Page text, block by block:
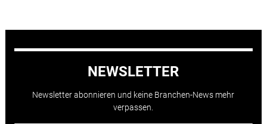
NEWSLETTER
Newsletter abonnieren und keine Branchen-News mehr
verpassen.